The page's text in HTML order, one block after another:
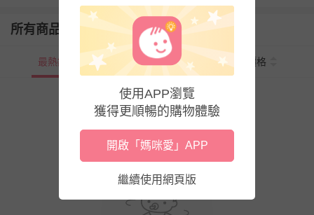
所有商品
最熱銷 新上市 價格
使用APP瀏覽
獲得更順暢的購物體驗
開啟「媽咪愛」APP
繼續使用網頁版